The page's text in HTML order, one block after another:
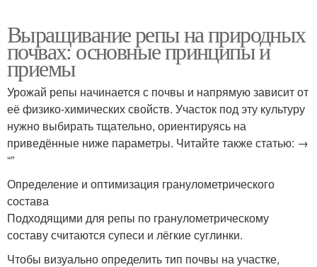
Выращивание репы на природных
почвах: основные принципы и
приемы
Урожай репы начинается с почвы и напрямую зависит от
её физико-химических свойств. Участок под эту культуру
нужно выбирать тщательно, ориентируясь на
приведённые ниже параметры. Читайте также статью: →
“”
Определение и оптимизация гранулометрического
состава
Подходящими для репы по гранулометрическому
составу считаются супеси и лёгкие суглинки.
Чтобы визуально определить тип почвы на участке,